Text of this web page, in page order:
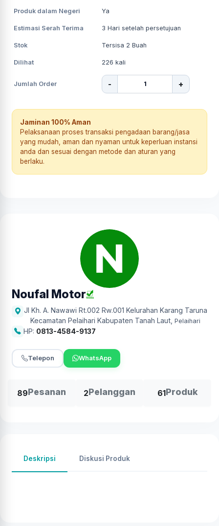
Produk dalam Negeri Ya
Estimasi Serah Terima 3 Hari setelah persetujuan
Stok Tersisa 2 Buah
Dilihat 226 kali
Jumlah Order - +
Jaminan 100% Aman
Pelaksanaan proses transaksi pengadaan barang/jasa
yang mudah, aman dan nyaman untuk keperluan instansi
anda dan sesuai dengan metode dan aturan yang
berlaku.
Noufal Motor
Jl Kh. A. Nawawi Rt.002 Rw.001 Kelurahan Karang Taruna
Kecamatan Pelaihari Kabupaten Tanah Laut Pelaihari
HP: 0813-4584-9137
Telepon WhatsApp
89Pesanan 2Pelanggan 61Produk
Deskripsi Diskusi Produk